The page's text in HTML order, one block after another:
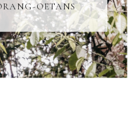
OETANS